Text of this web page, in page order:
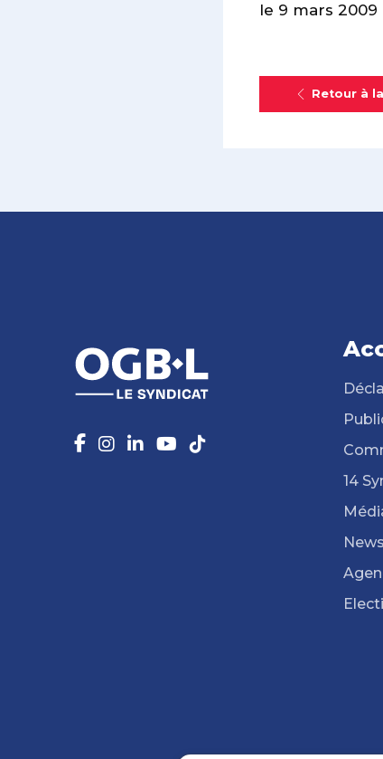
le 9 mars 2009
Retour à
14